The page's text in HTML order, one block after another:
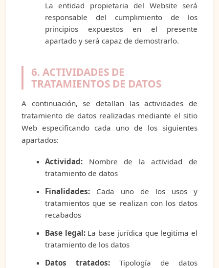
La entidad propietaria del Website será
responsable del cumplimiento de los
principios expuestos en el presente
apartado y será capaz de demostrarlo.
6. ACTIVIDADES DE
TRATAMIENTOS DE DATOS
A continuación, se detallan las actividades de
tratamiento de datos realizadas mediante el sitio
Web especificando cada uno de los siguientes
apartados:
Actividad: Nombre de la actividad de
tratamiento de datos
Finalidades: Cada uno de los usos y
tratamientos que se realizan con los datos
recabados
Base legal:La base jurídica que legitima el
tratamiento de los datos
Datos tratados: Tipología de datos